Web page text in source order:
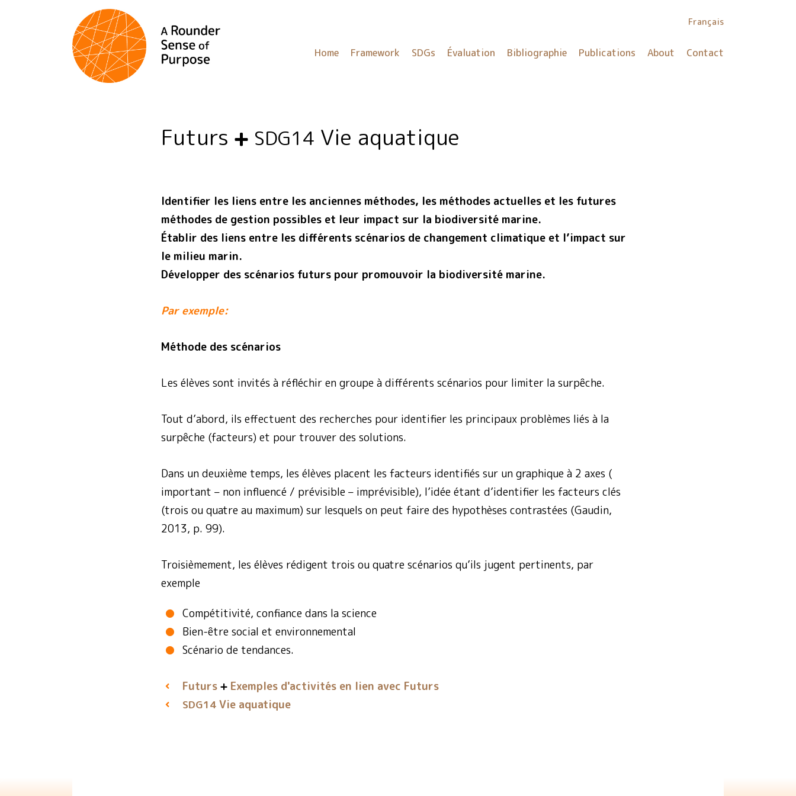
Français
Home Framework SDGs Évaluation Bibliographie Publications About Contact
Futurs SDG14 Vie aquatique
Identifier les liens entre les anciennes méthodes, les méthodes actuelles et les futures
méthodes de gestion possibles et leur impact sur la biodiversité marine.
Établir des liens entre les différents scénarios de changement climatique et l’impact sur
le milieu marin.
Développer des scénarios futurs pour promouvoir la biodiversité marine.
Par exemple:
Méthode des scénarios
Les élèves sont invités à réfléchir en groupe à différents scénarios pour limiter la surpêche.
Tout d’abord, ils effectuent des recherches pour identifier les principaux problèmes liés à la
surpêche (facteurs) et pour trouver des solutions.
Dans un deuxième temps, les élèves placent les facteurs identifiés sur un graphique à 2 axes (
important – non influencé / prévisible – imprévisible), l’idée étant d’identifier les facteurs clés
(trois ou quatre au maximum) sur lesquels on peut faire des hypothèses contrastées (Gaudin,
2013, p. 99).
Troisièmement, les élèves rédigent trois ou quatre scénarios qu’ils jugent pertinents, par
exemple
Compétitivité, confiance dans la science
Bien-être social et environnemental
Scénario de tendances.
Futurs Exemples d'activités en lien avec Futurs
SDG14 Vie aquatique